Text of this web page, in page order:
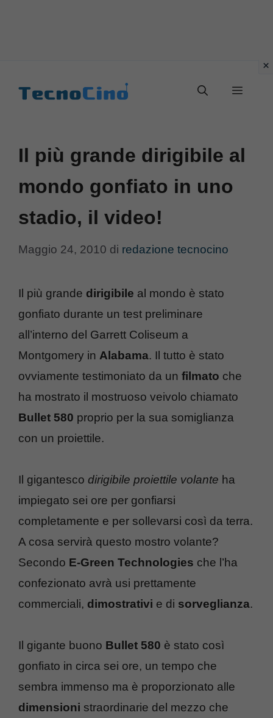
Menu
Il più grande dirigibile al
mondo gonfiato in uno
stadio, il video!
Maggio 24, 2010 di redazione tecnocino
Il più grande dirigibile al mondo è stato
gonfiato durante un test preliminare
all’interno del Garrett Coliseum a
Montgomery in Alabama. Il tutto è stato
ovviamente testimoniato da un filmato che
ha mostrato il mostruoso veivolo chiamato
Bullet 580 proprio per la sua somiglianza
con un proiettile.
Il gigantesco dirigibile proiettile volante ha
impiegato sei ore per gonfiarsi
completamente e per sollevarsi così da terra.
A cosa servirà questo mostro volante?
Secondo E-Green Technologies che l’ha
confezionato avrà usi prettamente
commerciali, dimostrativi e di sorveglianza.
Il gigante buono Bullet 580 è stato così
gonfiato in circa sei ore, un tempo che
sembra immenso ma è proporzionato alle
dimensioni straordinarie del mezzo che